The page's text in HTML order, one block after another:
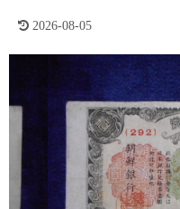
2026-08-05